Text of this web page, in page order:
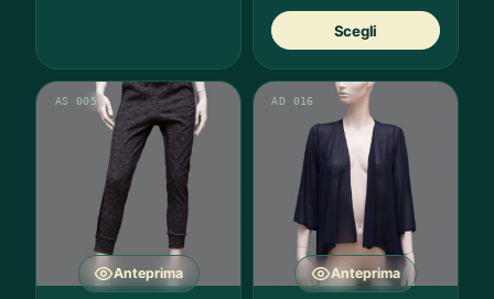
Scegli
ha
più
pagina
Anteprima
AS 005
Anteprima
AD 016